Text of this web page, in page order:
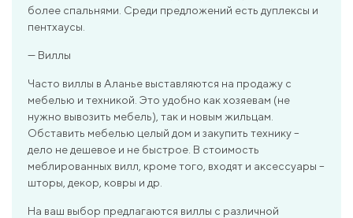
более спальнями. Среди предложений есть дуплексы и
пентхаусы.
— Виллы
Часто виллы в Аланье выставляются на продажу с
мебелью и техникой. Это удобно как хозяевам (не
нужно вывозить мебель), так и новым жильцам.
Обставить мебелью целый дом и закупить технику –
дело не дешевое и не быстрое. В стоимость
меблированных вилл, кроме того, входят и аксессуары –
шторы, декор, ковры и др.
На ваш выбор предлагаются виллы с различной